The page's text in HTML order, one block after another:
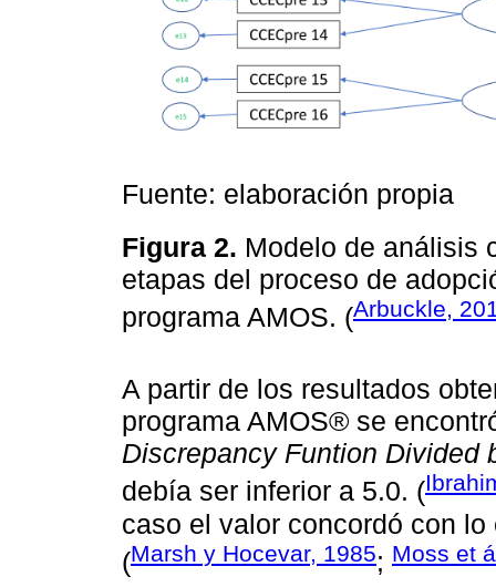
Fuente: elaboración propia
Figura 2. Modelo de análisis
etapas del proceso de
programa AMOS. (Arbuckle,
A partir de los resultados
programa AMOS® se
Discrepancy Funtion Divided
debía ser inferior a 5.0. (
caso el valor concordó con
(Marsh y Hocevar, 1985; Moss et